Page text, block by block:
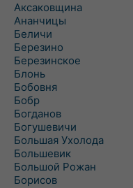
Аксаковщина
Ананчицы
Беличи
Березино
Березинское
Блонь
Бобовня
Бобр
Богданов
Богушевичи
Большая Ухолода
Большевик
Большой Рожан
Борисов